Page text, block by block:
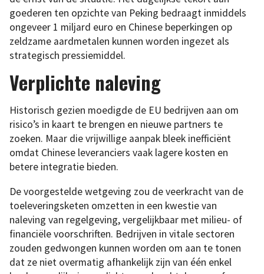
goederen ten opzichte van Peking bedraagt inmiddels
ongeveer 1 miljard euro en Chinese beperkingen op
zeldzame aardmetalen kunnen worden ingezet als
strategisch pressiemiddel.
Verplichte naleving
Historisch gezien moedigde de EU bedrijven aan om
risico’s in kaart te brengen en nieuwe partners te
zoeken. Maar die vrijwillige aanpak bleek inefficiënt
omdat Chinese leveranciers vaak lagere kosten en
betere integratie bieden.
De voorgestelde wetgeving zou de veerkracht van de
toeleveringsketen omzetten in een kwestie van
naleving van regelgeving, vergelijkbaar met milieu- of
financiële voorschriften. Bedrijven in vitale sectoren
zouden gedwongen kunnen worden om aan te tonen
dat ze niet overmatig afhankelijk zijn van één enkel